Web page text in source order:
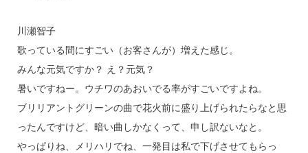
川瀬智子
歌っている間にすごい（お客さんが）増えた感じ。
みんな元気ですか？ え？元気？
暑いですねー。ウチワのあおいでる率がすごいですよね。
ブリリアントグリーンの曲で花火前に盛り上げられたらなと思
ったんですけど、暗い曲しかなくって、申し訳ないなと。
やっぱりね、メリハリでね、一発目は私で下げさせてもらっ